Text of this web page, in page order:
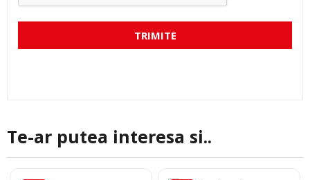
TRIMITE
Te-ar putea interesa si..